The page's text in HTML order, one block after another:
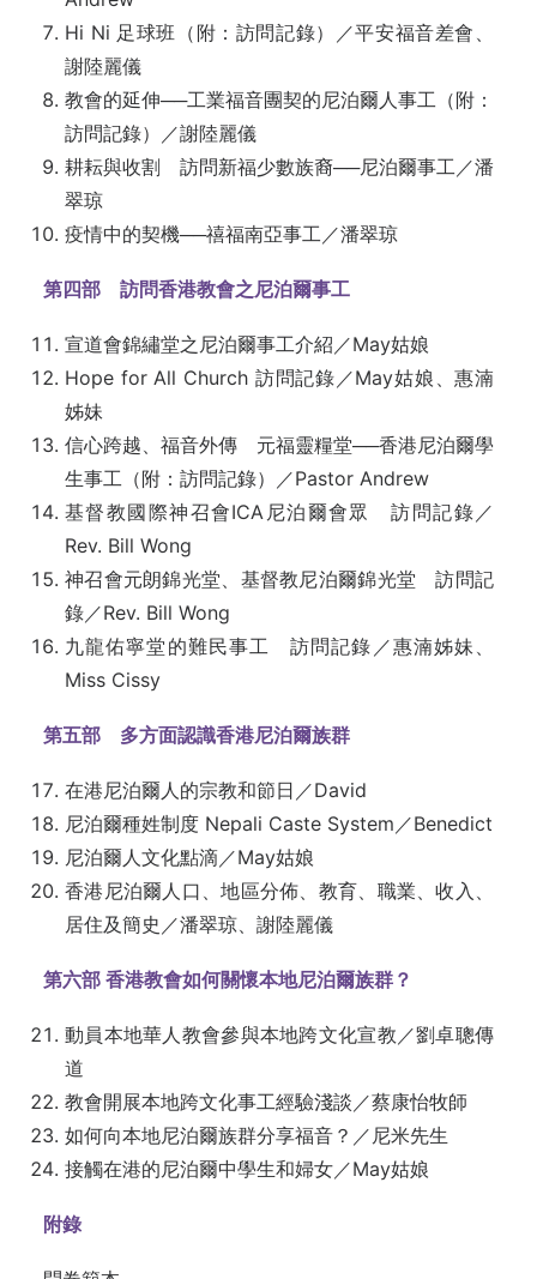
Hi Ni 足球班（附：訪問記錄）／平安福音差會、
謝陸麗儀
教會的延伸──工業福音團契的尼泊爾人事工（附：
訪問記錄）／謝陸麗儀
耕耘與收割 訪問新福少數族裔──尼泊爾事工／潘
翠琼
疫情中的契機──禧福南亞事工／潘翠琼
第四部 訪問香港教會之尼泊爾事工
宣道會錦繡堂之尼泊爾事工介紹／May姑娘
Hope for All Church 訪問記錄／May姑娘、惠湳
姊妹
信心跨越、福音外傳 元福靈糧堂──香港尼泊爾學
生事工（附：訪問記錄）／Pastor Andrew
基督教國際神召會ICA尼泊爾會眾 訪問記錄／
Rev. Bill Wong
神召會元朗錦光堂、基督教尼泊爾錦光堂 訪問記
錄／Rev. Bill Wong
九龍佑寧堂的難民事工 訪問記錄／惠湳姊妹、
Miss Cissy
第五部 多方面認識香港尼泊爾族群
在港尼泊爾人的宗教和節日／David
尼泊爾種姓制度 Nepali Caste System／Benedict
尼泊爾人文化點滴／May姑娘
香港尼泊爾人口、地區分佈、教育、職業、收入、
居住及簡史／潘翠琼、謝陸麗儀
第六部 香港教會如何關懷本地尼泊爾族群？
動員本地華人教會參與本地跨文化宣教／劉卓聰傳
道
教會開展本地跨文化事工經驗淺談／蔡康怡牧師
如何向本地尼泊爾族群分享福音？／尼米先生
接觸在港的尼泊爾中學生和婦女／May姑娘
附錄